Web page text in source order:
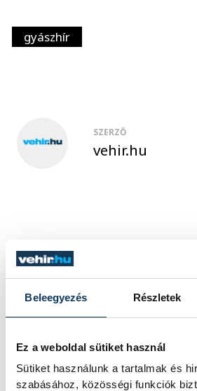
Beleegyezés Részletek
Ez a weboldal sütiket használ
Sütiket használunk a tartalmak és
szabásához, közösségi funkciók
gyászhír
SZERZŐ
vehir.hu